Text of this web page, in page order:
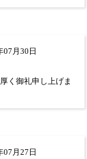
07月30日
く御礼申し上げま
07月27日